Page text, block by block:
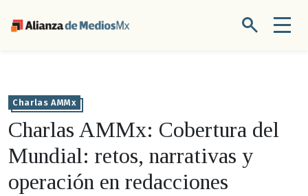
Charlas AMMx
Charlas AMMx: Cobertura del
Mundial: retos, narrativas y
operación en redacciones